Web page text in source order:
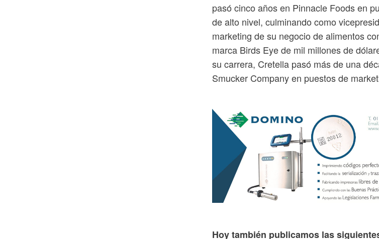
pasó cinco años en Pinnacle Foods en
de alto nivel, culminando como
marketing de su negocio de alimentos
marca Birds Eye de mil millones de
su carrera, Cretella pasó más de una
Smucker Company en puestos de
Hoy también publicamos las